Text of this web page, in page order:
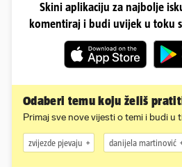
Skini aplikaciju za najbolje
komentiraj i budi uvijek u toku
Odaberi temu koju želiš
Primaj sve nove vijesti o temi i budi u
zvijezde pjevaju danijela martinović